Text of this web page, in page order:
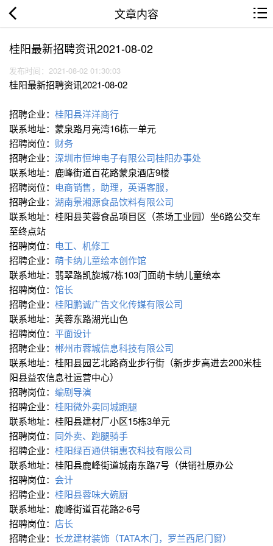
文章内容
桂阳最新招聘资讯2021-08-02
发布时间：2021-08-02 01:30:03
桂阳最新招聘资讯2021-08-02
招聘企业： 桂阳县洋洋商行
联系地址：蒙泉路月亮湾16栋一单元
招聘岗位： 财务
招聘企业： 深圳市恒坤电子有限公司桂阳办事处
联系地址：鹿峰街道百花路蒙泉酒店9楼
招聘岗位： 电商销售，助理，英语客服，
招聘企业： 湖南景湘源食品饮料有限公司
联系地址：桂阳县芙蓉食品项目区（茶场工业园）坐6路公交车
至终点站
招聘岗位： 电工、机修工
招聘企业： 萌卡纳儿童绘本创作馆
联系地址：翡翠路凯旋城7栋103门面萌卡纳儿童绘本
招聘岗位： 馆长
招聘企业： 桂阳鹏诚广告文化传媒有限公司
联系地址：芙蓉东路湖光山色
招聘岗位： 平面设计
招聘企业： 郴州市蓉城信息科技有限公司
联系地址：桂阳县园艺北路商业步行街（新步步高进去200米桂
阳县益农信息社运营中心）
招聘岗位： 编剧导演
招聘企业： 桂阳微外卖同城跑腿
联系地址：桂阳县建材厂小区15栋3单元
招聘岗位： 同外卖、跑腿骑手
招聘企业： 桂阳绿百通供销惠农科技有限公司
联系地址：桂阳县鹿峰街道城南东路7号（供销社原办公
招聘岗位： 会计
招聘企业： 桂阳县蓉味大碗厨
联系地址：鹿峰街道百花路2-6号
招聘岗位： 店长
招聘企业： 长龙建材装饰（TATA木门，罗兰西尼门窗）